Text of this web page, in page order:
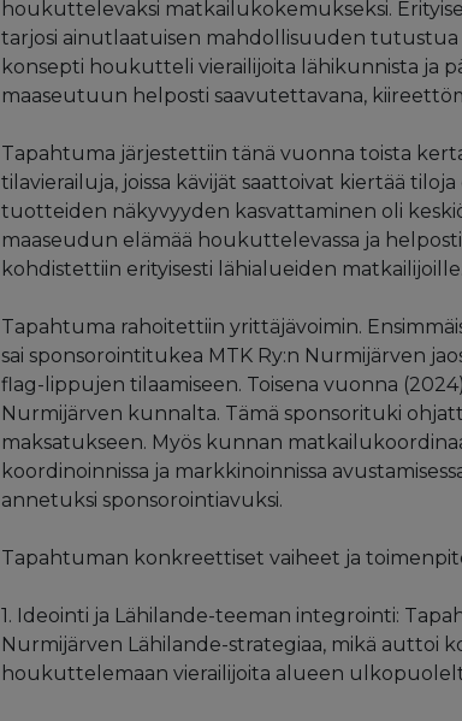
houkuttelevaksi matkailukokemukseksi.
tarjosi ainutlaatuisen mahdollisuuden tutustua
konsepti houkutteli vierailijoita lähikunnista ja
maaseutuun helposti saavutettavana,
Tapahtuma järjestettiin tänä vuonna toista
tilavierailuja, joissa kävijät saattoivat kiertää
tuotteiden näkyvyyden kasvattaminen oli
maaseudun elämää houkuttelevassa ja
kohdistettiin erityisesti lähialueiden matkailijoille.
Tapahtuma rahoitettiin yrittäjävoimin.
sai sponsorointitukea MTK Ry:n Nurmijärven
flag-lippujen tilaamiseen. Toisena vuonna
Nurmijärven kunnalta. Tämä sponsorituki
maksatukseen. Myös kunnan
koordinoinnissa ja markkinoinnissa
annetuksi sponsorointiavuksi.
Tapahtuman konkreettiset vaiheet ja
1. Ideointi ja Lähilande-teeman integrointi:
Nurmijärven Lähilande-strategiaa, mikä auttoi
houkuttelemaan vierailijoita alueen